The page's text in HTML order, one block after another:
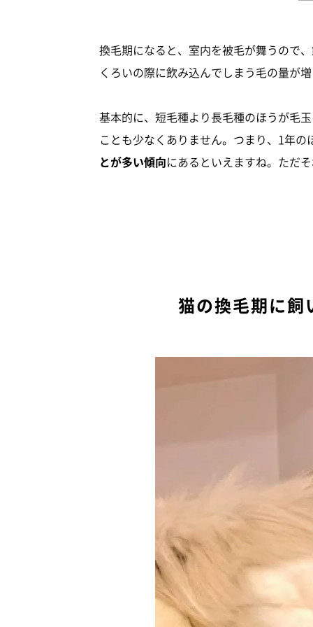
換毛期になると、室内を被毛が舞うので
くろいの際に飲み込んでしまう毛の量が
基本的に、短毛種より長毛種のほうが毛
ことも少なくありません。つまり、1年
とが多い傾向にあるといえますね。ただ
猫の換毛期に飼